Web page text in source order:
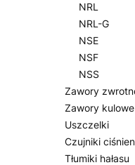
NRL
NRL-G
NSE
NSF
NSS
Zawory
Zawory kulowe
Uszczelki
Czujniki
Tłumiki hałasu